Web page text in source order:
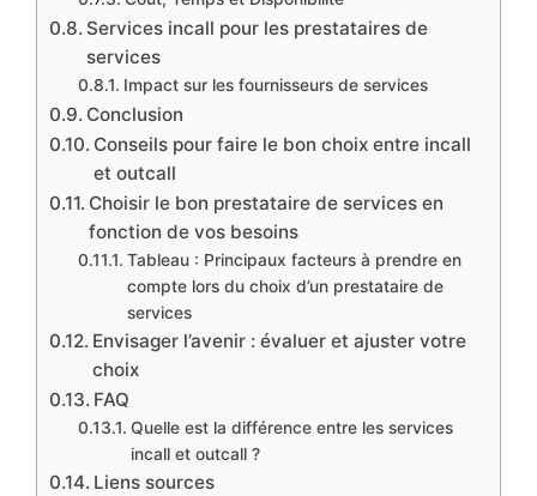
Services incall pour les prestataires de
services
Impact sur les fournisseurs de services
Conclusion
Conseils pour faire le bon choix entre incall
et outcall
Choisir le bon prestataire de services en
fonction de vos besoins
Tableau : Principaux facteurs à prendre en
compte lors du choix d’un prestataire de
services
Envisager l’avenir : évaluer et ajuster votre
choix
FAQ
Quelle est la différence entre les services
incall et outcall ?
Liens sources